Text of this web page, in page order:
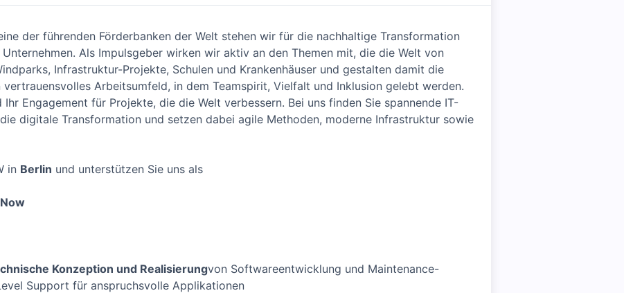
der führenden Förderbanken der Welt stehen wir für die nachhaltige Transformation
Als Impulsgeber wirken wir aktiv an den Themen mit, die die Welt von
Infrastruktur-Projekte, Schulen und Krankenhäuser und gestalten damit die
vertrauensvolles Arbeitsumfeld, in dem Teamspirit, Vielfalt und Inklusion gelebt werden.
Engagement für Projekte, die die Welt verbessern. Bei uns finden Sie spannende IT-
digitale Transformation und setzen dabei agile Methoden, moderne Infrastruktur sowie
in Berlin und unterstützen Sie uns als
Konzeption und Realisierungvon Softwareentwicklung und Maintenance-
Support für anspruchsvolle Applikationen